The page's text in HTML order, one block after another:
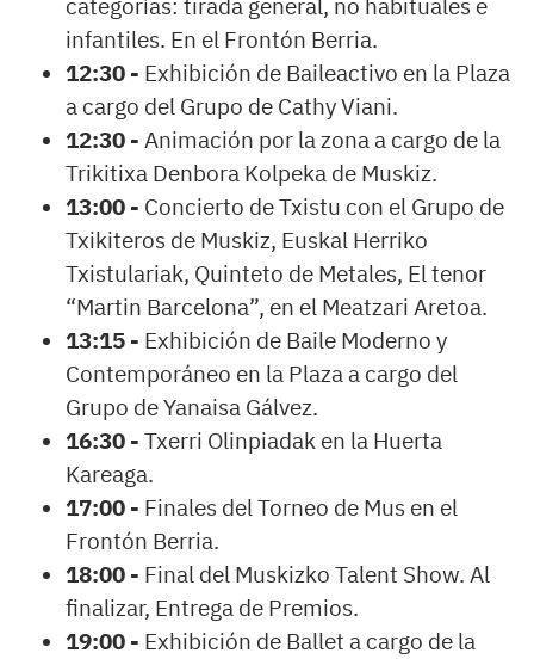
categorías: tirada general, no habituales e
infantiles. En el Frontón Berria.
12:30 - Exhibición de Baileactivo en la Plaza
a cargo del Grupo de Cathy Viani.
12:30 - Animación por la zona a cargo de la
Trikitixa Denbora Kolpeka de Muskiz.
13:00 - Concierto de Txistu con el Grupo de
Txikiteros de Muskiz, Euskal Herriko
Txistulariak, Quinteto de Metales, El tenor
“Martin Barcelona”, en el Meatzari Aretoa.
13:15 - Exhibición de Baile Moderno y
Contemporáneo en la Plaza a cargo del
Grupo de Yanaisa Gálvez.
16:30 - Txerri Olinpiadak en la Huerta
Kareaga.
17:00 - Finales del Torneo de Mus en el
Frontón Berria.
18:00 - Final del Muskizko Talent Show. Al
finalizar, Entrega de Premios.
19:00 - Exhibición de Ballet a cargo de la